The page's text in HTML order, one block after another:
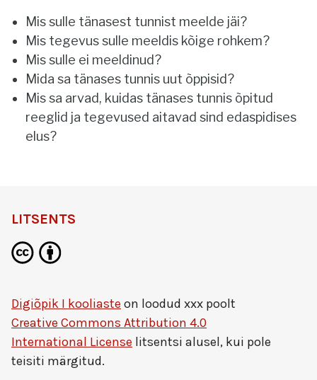
Mis sulle tänasest tunnist meelde jäi?
Mis tegevus sulle meeldis kõige rohkem?
Mis sulle ei meeldinud?
Mida sa tänases tunnis uut õppisid?
Mis sa arvad, kuidas tänases tunnis õpitud
reeglid ja tegevused aitavad sind edaspidises
elus?
LITSENTS
Digiõpik I kooliaste on loodud xxx poolt
Creative Commons Attribution 4.0
International License litsentsi alusel, kui pole
teisiti märgitud.